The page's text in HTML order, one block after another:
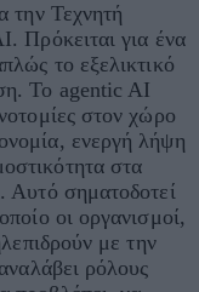
την Τεχνητή
Πρόκειται για ένα
το εξελικτικό
Το agentic AI
στον χώρο
ενεργή λήψη
στα
Αυτό σηματοδοτεί
οι οργανισμοί,
με την
ρόλους